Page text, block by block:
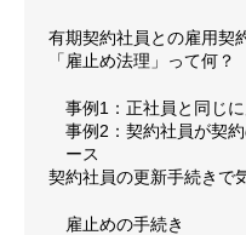
有期契約社員との雇用契
「雇止め法理」って何？
事例1：正社員と同じ
事例2：契約社員が契
ース
契約社員の更新手続きで
雇止めの手続き